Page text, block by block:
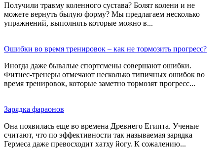
Получили травму коленного сустава? Болят колени и не
можете вернуть былую форму? Мы предлагаем несколько
упражнений, выполнять которые можно в...
Ошибки во время тренировок – как не тормозить прогресс?
Иногда даже бывалые спортсмены совершают ошибки.
Фитнес-тренеры отмечают несколько типичных ошибок во
время тренировок, которые заметно тормозят прогресс...
Зарядка фараонов
Она появилась еще во времена Древнего Египта. Ученые
считают, что по эффективности так называемая зарядка
Гермеса даже превосходит хатху йогу. К сожалению...